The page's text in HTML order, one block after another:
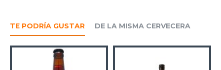
TE PODRÍA GUSTAR DE LA MISMA CERVECERA